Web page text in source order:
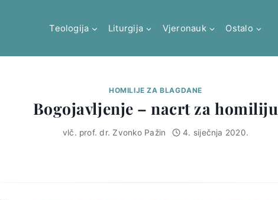
Teologija Liturgija Vjeronauk Ostalo
HOMILIJE ZA BLAGDANE
Bogojavljenje – nacrt za homiliju
vlč. prof. dr. Zvonko Pažin 4. siječnja 2020.